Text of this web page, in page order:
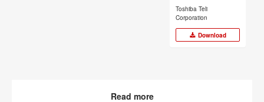
Toshiba Teli
Corporation
Download
Read more